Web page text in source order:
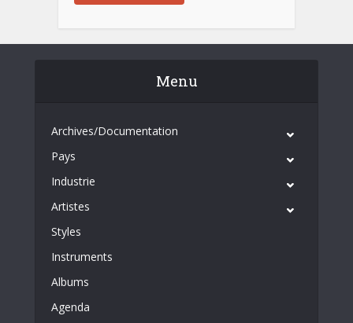
Menu
Archives/Documentation
Pays
Industrie
Artistes
Styles
Instruments
Albums
Agenda